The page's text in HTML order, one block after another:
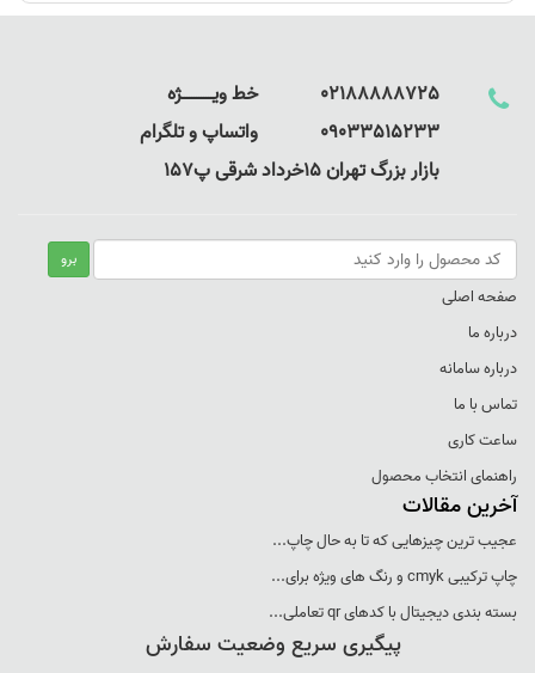
02188888725 خط ویـــــــــــــژه
09033515233 واتساپ و تلگرام
بازار بزرگ تهران 15خرداد شرقی پ157
صفحه اصلی
درباره ما
درباره سامانه
تماس با ما
ساعت کاری
راهنمای انتخاب محصول
آخرین مقالات
عجيب ترين چيزهايی که تا به حال چاپ...
چاپ ترکيبی cmyk و رنگ های ويژه برای...
بسته بندی ديجيتال با کدهای qr تعاملی...
پیگیری سریع وضعیت سفارش